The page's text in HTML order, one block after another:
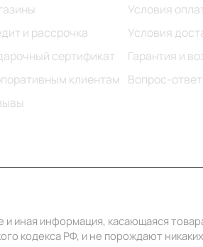
и рассрочка
сертификат
клиентам
Условия
Условия
Гарантия и
Вопрос-ответ
иная информация, касающаяся
кодекса РФ, и не порождают